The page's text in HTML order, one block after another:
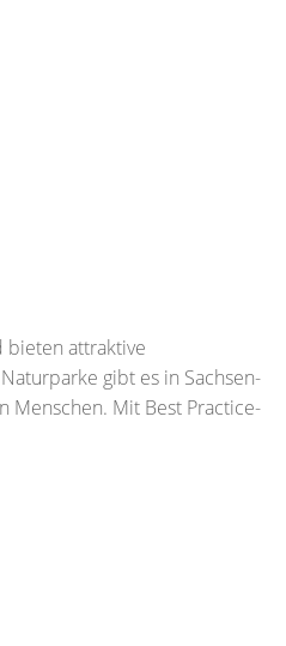
bieten attraktive
gibt es in Sachsen-
Menschen. Mit Best Practice-